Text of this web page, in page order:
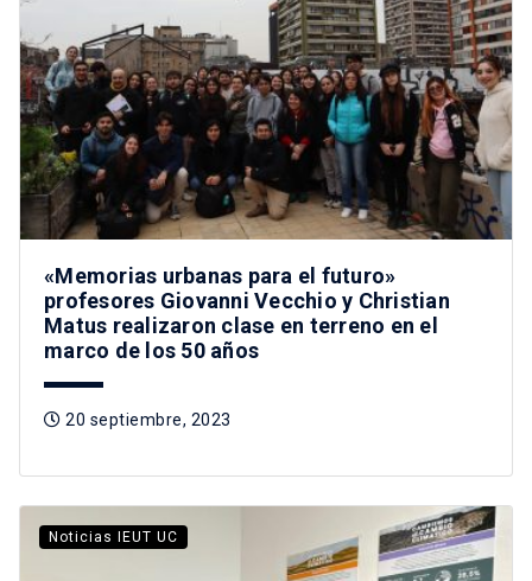
«Memorias urbanas para el futuro»
profesores Giovanni Vecchio y Christian
Matus realizaron clase en terreno en el
marco de los 50 años
20 septiembre, 2023
Noticias IEUT UC